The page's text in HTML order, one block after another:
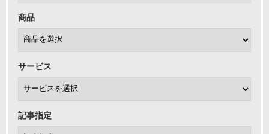
商品
サービス
記事指定